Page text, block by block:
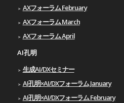
AXフォーラム February
AXフォーラム March
AXフォーラム April
AI孔明
生成AI/DXセミナー
AI孔明×AI/DXフォーラム January
AI孔明×AI/DXフォーラム February